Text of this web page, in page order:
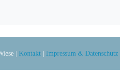
| Kontakt | Impressum & Datenschutz